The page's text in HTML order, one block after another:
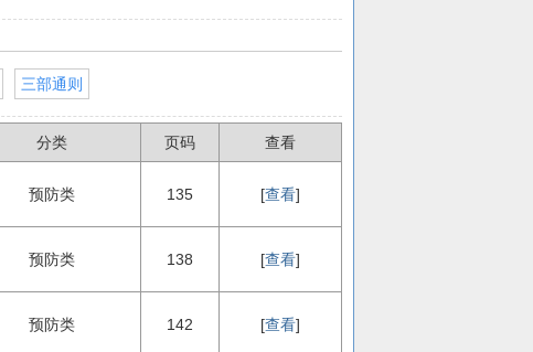
三部通则
分类 页码 查看
预防类 135 [查看]
预防类 138 [查看]
预防类 142 [查看]